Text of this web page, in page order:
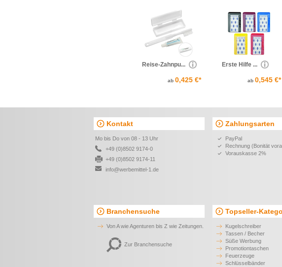
Reise-Zahnpu...
ab 0,425 €*
Erste Hilfe ...
ab 0,545 €*
Kontakt
Mo bis Do von 08 - 13 Uhr
+49 (0)8502 9174-0
+49 (0)8502 9174-11
info@werbemittel-1.de
Zahlungsarten
PayPal
Rechnung (Bonität
Vorauskasse 2%
Branchensuche
Von A wie Agenturen bis Z wie Zeitungen.
Zur Branchensuche
Topseller-
Kugelschreiber
Tassen / Becher
Süße Werbung
Promotiontaschen
Feuerzeuge
Schlüsselbänder